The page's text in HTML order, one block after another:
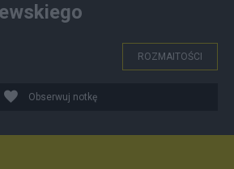
ROZMAITOŚCI
Obserwuj notkę